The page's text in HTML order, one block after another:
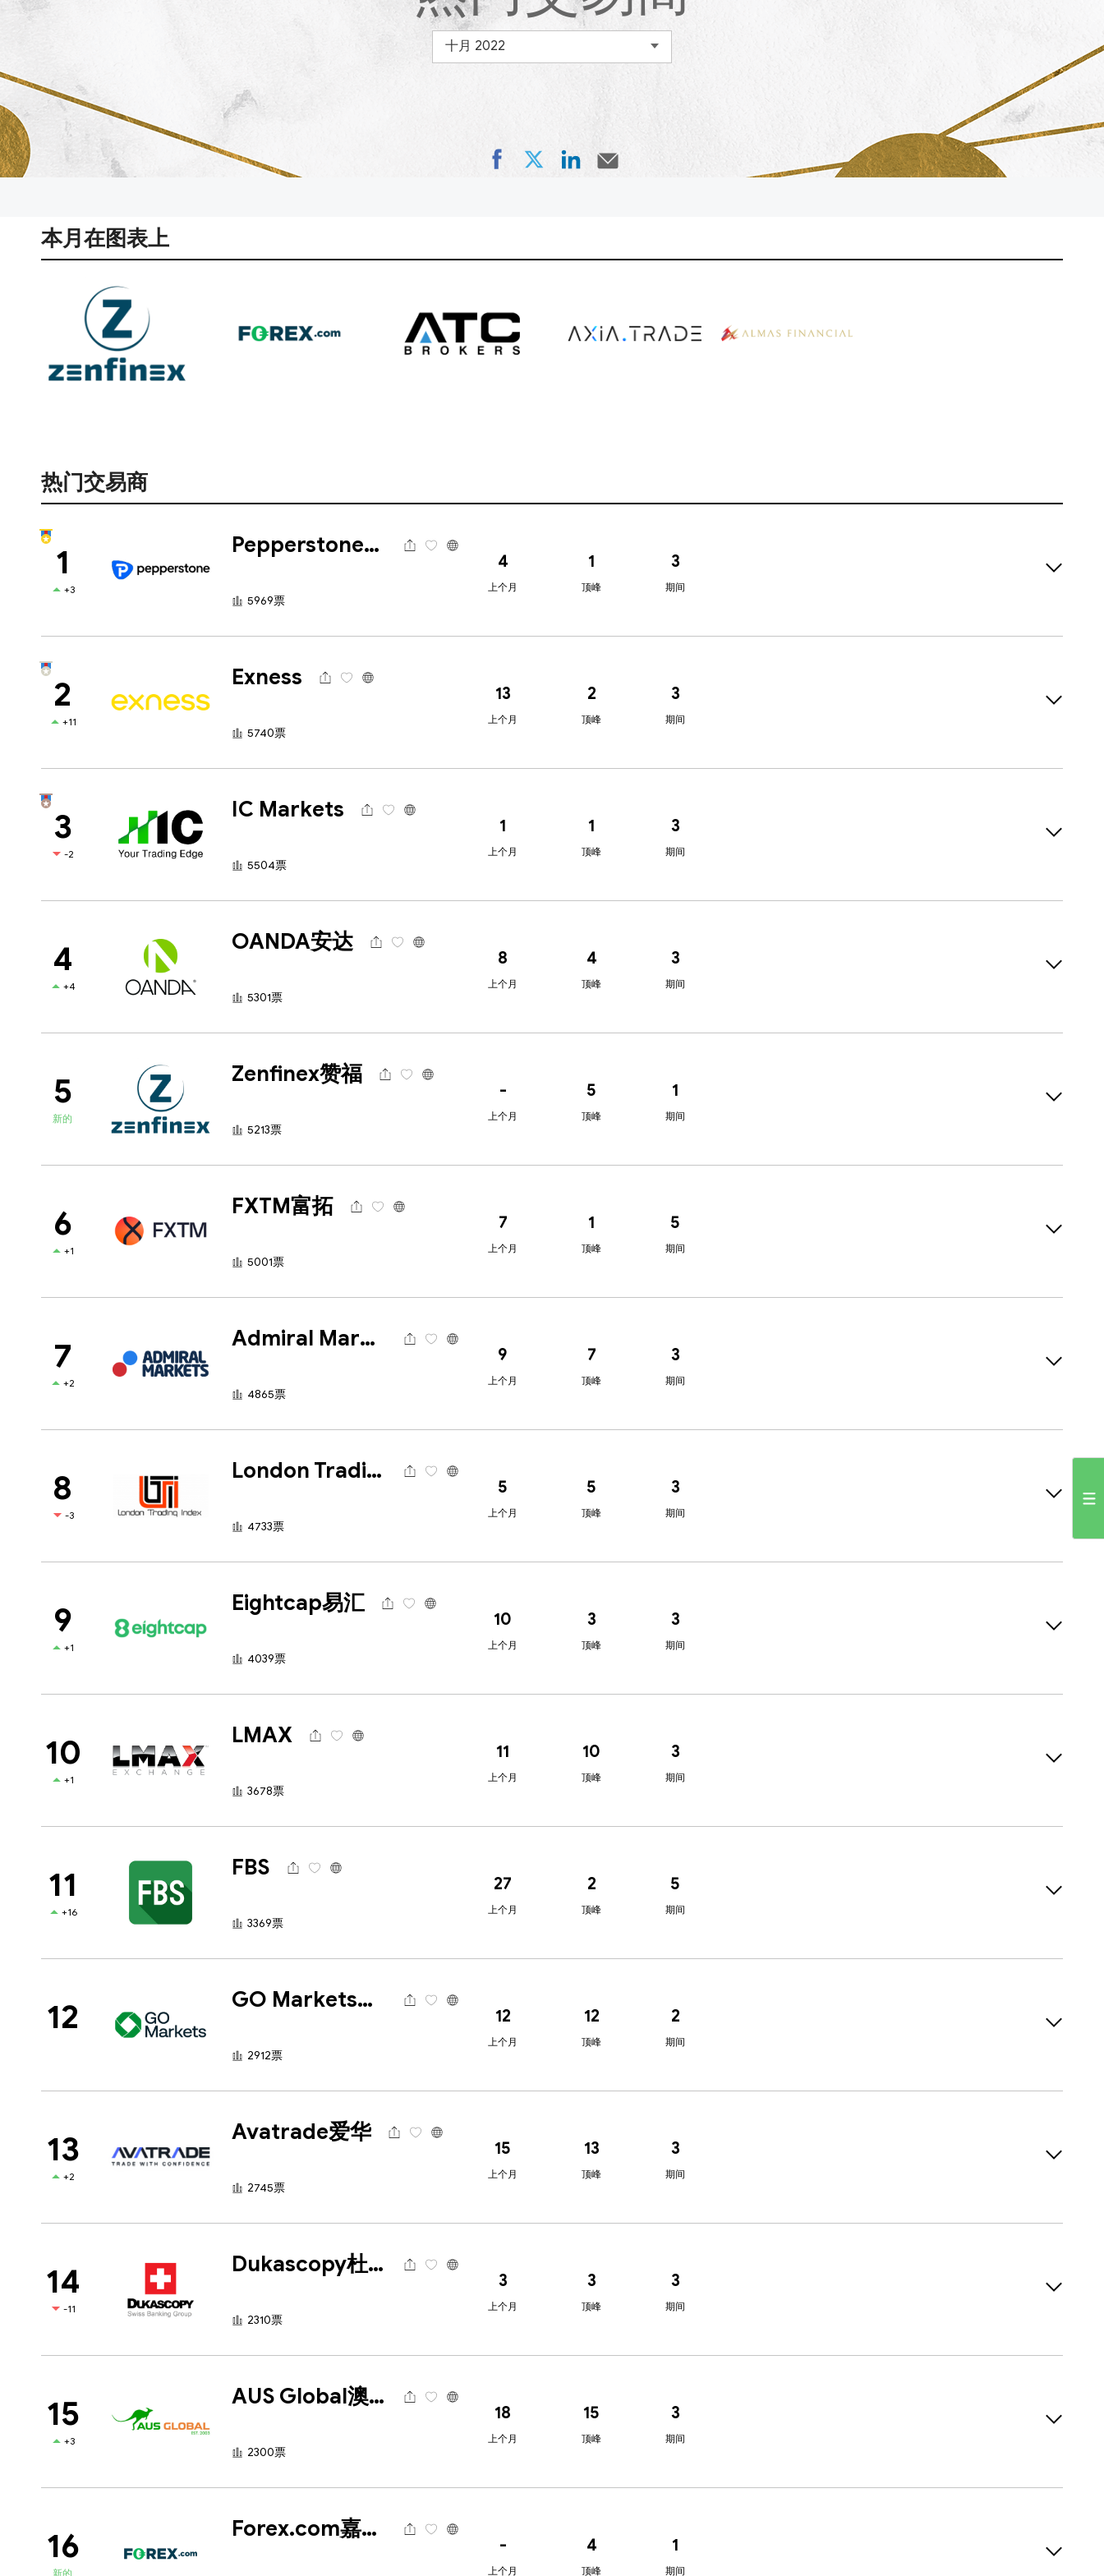
本月在图表上
热门交易商
1
+3
Pepperstone激石
5969票
4
上个月
1
顶峰
3
期间
2
+11
Exness
5740票
13
上个月
2
顶峰
3
期间
3
-2
IC Markets
5504票
1
上个月
1
顶峰
3
期间
4
+4
OANDA安达
5301票
8
上个月
4
顶峰
3
期间
5
新的
Zenfinex赞福
5213票
-
上个月
5
顶峰
1
期间
6
+1
FXTM富拓
5001票
7
上个月
1
顶峰
5
期间
7
+2
Admiral Markets艾迪麦
4865票
9
上个月
7
顶峰
3
期间
8
-3
London Trading Index
4733票
5
上个月
5
顶峰
3
期间
9
+1
Eightcap易汇
4039票
10
上个月
3
顶峰
3
期间
10
+1
LMAX
3678票
11
上个月
10
顶峰
3
期间
11
+16
FBS
3369票
27
上个月
2
顶峰
5
期间
12 GO Markets高汇
2912票
12
上个月
12
顶峰
2
期间
13
+2
Avatrade爱华
2745票
15
上个月
13
顶峰
3
期间
14
-11
Dukascopy杜高斯贝
2310票
3
上个月
3
顶峰
3
期间
15
+3
AUS Global澳汇
2300票
18
上个月
15
顶峰
3
期间
16
新的
Forex.com嘉盛集团
-
上个月
4
顶峰
1
期间